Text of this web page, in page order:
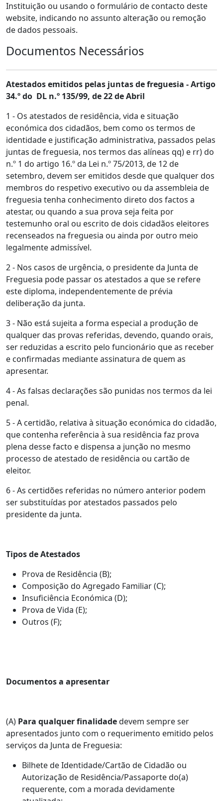
Instituição ou usando o formulário de contacto deste
website, indicando no assunto alteração ou remoção
de dados pessoais.
Documentos Necessários
Atestados emitidos pelas juntas de freguesia - Artigo
34.º do DL n.º 135/99, de 22 de Abril
1 - Os atestados de residência, vida e situação
económica dos cidadãos, bem como os termos de
identidade e justificação administrativa, passados pelas
juntas de freguesia, nos termos das alíneas qq) e rr) do
n.º 1 do artigo 16.º da Lei n.º 75/2013, de 12 de
setembro, devem ser emitidos desde que qualquer dos
membros do respetivo executivo ou da assembleia de
freguesia tenha conhecimento direto dos factos a
atestar, ou quando a sua prova seja feita por
testemunho oral ou escrito de dois cidadãos eleitores
recenseados na freguesia ou ainda por outro meio
legalmente admissível.
2 - Nos casos de urgência, o presidente da Junta de
Freguesia pode passar os atestados a que se refere
este diploma, independentemente de prévia
deliberação da junta.
3 - Não está sujeita a forma especial a produção de
qualquer das provas referidas, devendo, quando orais,
ser reduzidas a escrito pelo funcionário que as receber
e confirmadas mediante assinatura de quem as
apresentar.
4 - As falsas declarações são punidas nos termos da lei
penal.
5 - A certidão, relativa à situação económica do cidadão,
que contenha referência à sua residência faz prova
plena desse facto e dispensa a junção no mesmo
processo de atestado de residência ou cartão de
eleitor.
6 - As certidões referidas no número anterior podem
ser substituídas por atestados passados pelo
presidente da junta.
Tipos de Atestados
Prova de Residência (B);
Composição do Agregado Familiar (C);
Insuficiência Económica (D);
Prova de Vida (E);
Outros (F);
Documentos a apresentar
(A) Para qualquer finalidadedevem sempre ser
apresentados junto com o requerimento emitido pelos
serviços da Junta de Freguesia:
Bilhete de Identidade/Cartão de Cidadão ou
Autorização de Residência/Passaporte do(a)
requerente, com a morada devidamente